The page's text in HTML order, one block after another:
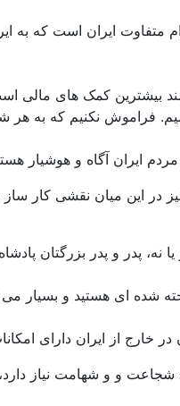
متفاوت ایران است که به
بیشترین کمک های مالی
فراموش نکنیم که به
ایران آگاه و هوشیار
در این میان نقشی کار ساز
نه، پدر و پدر بزرگتان
شده ای هستید و بسیار می
خارج از ایران دارای
شجاعت و و شهامت نیاز